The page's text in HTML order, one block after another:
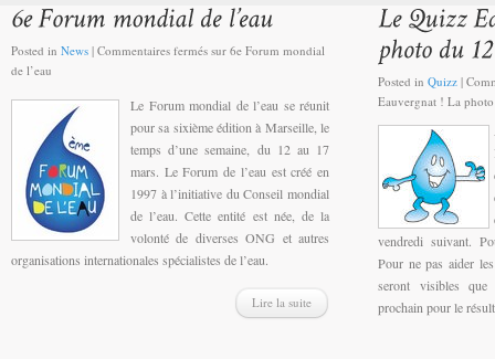
Posted in News | Commentaires fermés sur 6e Forum mondial
de l’eau
Le Forum mondial de l’eau se réunit
pour sa sixième édition à Marseille, le
temps d’une semaine, du 12 au 17
mars. Le Forum de l’eau est créé en
1997 à l’initiative du Conseil mondial
de l’eau. Cette entité est née, de la
volonté de diverses ONG et autres
organisations internationales spécialistes de l’eau.
Lire la suite
Posted in Quizz |
Eauvergnat ! La
vendredi suivant.
Pour ne pas aider
seront visibles que
prochain pour le